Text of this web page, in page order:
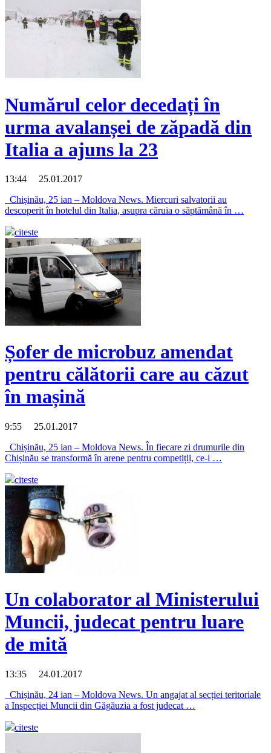
Numărul celor decedați în
urma avalanșei de zăpadă din
Italia a ajuns la 23
13:44 25.01.2017
Chișinău, 25 ian – Moldova News. Miercuri salvatorii au
descoperit în hotelul din Italia, asupra căruia o săptămână în …
citeste
Șofer de microbuz amendat
pentru călătorii care au căzut
în mașină
9:55 25.01.2017
Chișinău, 25 ian – Moldova News. În fiecare zi drumurile din
Chișinău se transformă în arene pentru competiții, ce-i …
citeste
Un colaborator al Ministerului
Muncii, judecat pentru luare
de mită
13:35 24.01.2017
Chișinău, 24 ian – Moldova News. Un angajat al secției teritoriale
a Inspecției Muncii din Găgăuzia a fost judecat …
citeste